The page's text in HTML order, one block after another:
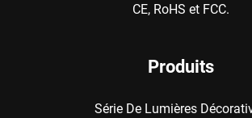
CE, RoHS et FCC.
Produits
Série De Lumières